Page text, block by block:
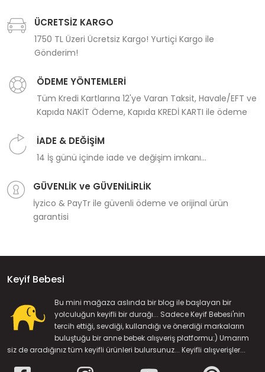
ÜCRETSİZ KARGO
1750 TL Üzeri Ücretsiz Kargo! Yurtiçi Kargo ile
Gönderim!
ÖDEME YÖNTEMLERİ
Tüm Kredi Kartlarına 12'ye Varan Taksit, Havale/EFT ve
Kapıda NAKİT Ödeme, Kapıda KREDİ KARTI ile ödeme
İADE & DEĞİŞİM
14 İş günü içinde iade ve değişim imkanı...
GÜVENLİK ve GÜVENİLİRLİK
İyzico & PayTr ile güvenli ödeme ve orijinal ürün
garantisi
Keyif Bebesi
Bu mini mağaza aslında bir blog ile başlayan bir
yolculuğun keyifli bir durağı... Sadece Keyif Bebesi'nin
tercih ettiği, sevdiği, kullandığı ve önerdiği markaların
buluştuğu bir anne bebek alışveriş platformu:) Umarım
siz de aradığınız tüm keyifli ürünleri bulursunuz... Keyifli alışverişler...